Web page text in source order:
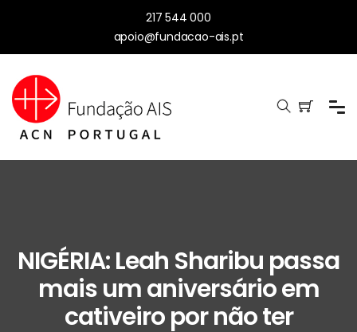
217 544 000
apoio@fundacao-ais.pt
NIGÉRIA: Leah Sharibu passa
mais um aniversário em
cativeiro por não ter